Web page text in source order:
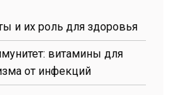
и их роль для здоровья
витамины для
от инфекций